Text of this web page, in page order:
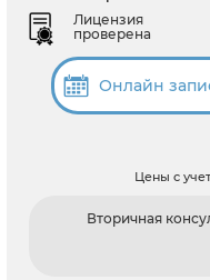
Лицензия
проверена
Онлайн
Цены с
Вторичная